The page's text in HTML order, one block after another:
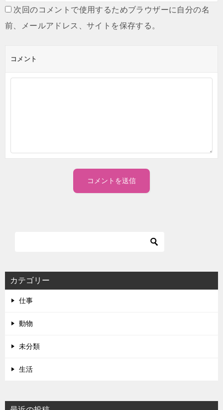
次回のコメントで使用するためブラウザーに自分の名
前、メールアドレス、サイトを保存する。
コメント
カテゴリー
仕事
動物
未分類
生活